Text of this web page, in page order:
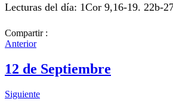
Lecturas del día: 1Cor 9,16-19. 22b-
Compartir :
Anterior
12 de Septiembre
Siguiente